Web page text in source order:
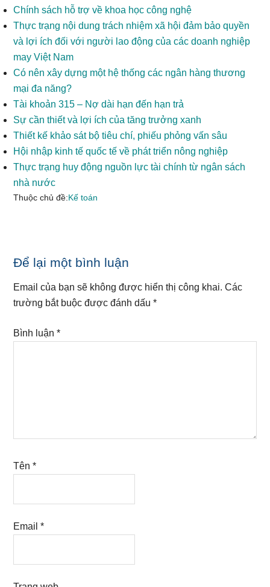
Chính sách hỗ trợ về khoa học công nghệ
Thực trạng nội dung trách nhiệm xã hội đảm bảo quyền
và lợi ích đối với người lao động của các doanh nghiệp
may Việt Nam
Có nên xây dựng một hệ thống các ngân hàng thương
mại đa năng?
Tài khoản 315 – Nợ dài hạn đến hạn trả
Sự cần thiết và lợi ích của tăng trưởng xanh
Thiết kế khảo sát bộ tiêu chí, phiếu phỏng vấn sâu
Hội nhập kinh tế quốc tế về phát triển nông nghiệp
Thực trạng huy động nguồn lực tài chính từ ngân sách
nhà nước
Thuộc chủ đề:Kế toán
Reader
Interactions
Để lại một bình luận
Email của bạn sẽ không được hiển thị công khai. Các
trường bắt buộc được đánh dấu*
Bình luận*
Tên*
Email*